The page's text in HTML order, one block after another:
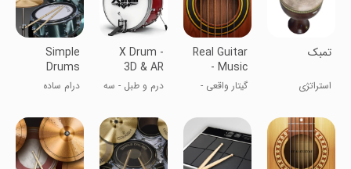
‏تمبک
استراتژی
Real Guitar
- Music
Band Game
گیتار واقعی -
موسیقی
X Drum -
3D & AR
درم و طبل - سه
افزوده
Simple
Drums
Basic - 3D
Drums
درام ساده